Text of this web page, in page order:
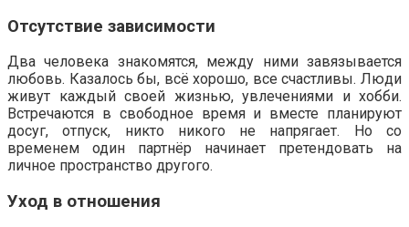
Отсутствие зависимости
Два человека знакомятся, между ними завязывается
любовь. Казалось бы, всё хорошо, все счастливы. Люди
живут каждый своей жизнью, увлечениями и хобби.
Встречаются в свободное время и вместе планируют
досуг, отпуск, никто никого не напрягает. Но со
временем один партнёр начинает претендовать на
личное пространство другого.
Уход в отношения